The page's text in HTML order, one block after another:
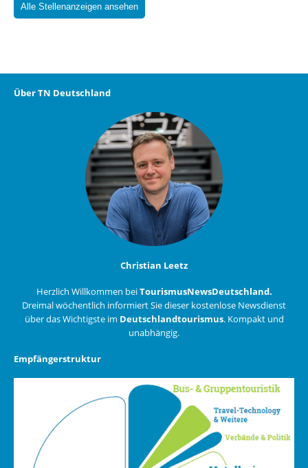
Alle Stellenanzeigen ansehen
Über TN Deutschland
Christian Leetz
Herzlich Willkommen beiTourismusNewsDeutschland.
Dreimal wöchentlich informiert Sie dieser kostenlose Newsdienst
über das Wichtigste im Deutschlandtourismus. Kompakt und
unabhängig.
Empfängerstruktur